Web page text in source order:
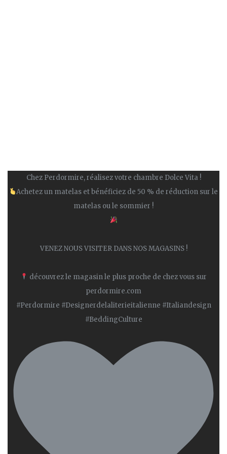
Chez Perdormire, réalisez votre chambre Dolce Vita !
Achetez un matelas et bénéficiez de 50 % de réduction sur le
matelas ou le sommier !
VENEZ NOUS VISITER DANS NOS MAGASINS !
découvrez le magasin le plus proche de chez vous sur
perdormire.com
#Perdormire #Designerdelaliterieitalienne #Italiandesign
#BeddingCulture